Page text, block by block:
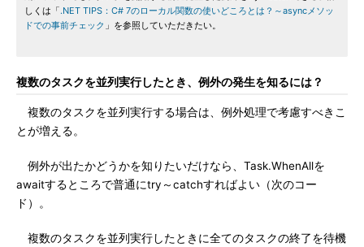
しくは「.NET TIPS：C# 7のローカル関数の使いどころとは？～asyncメソッ
ドでの事前チェック 」を参照していただきたい。
複数のタスクを並列実行したとき、例外の発生を知るには？
複数のタスクを並列実行する場合は、例外処理で考慮すべきこ
とが増える。
例外が出たかどうかを知りたいだけなら、Task.WhenAllを
awaitするところで普通にtry～catchすればよい（次のコー
ド）。
複数のタスクを並列実行したときに全てのタスクの終了を待機